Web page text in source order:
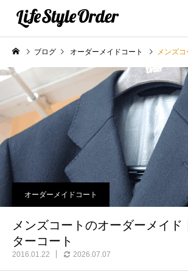
ブログ オーダーメイドコート メンズコートの
オーダーメイドコート
メンズコートのオーダーメイド
ターコート
2016.01.22 2026.07.07